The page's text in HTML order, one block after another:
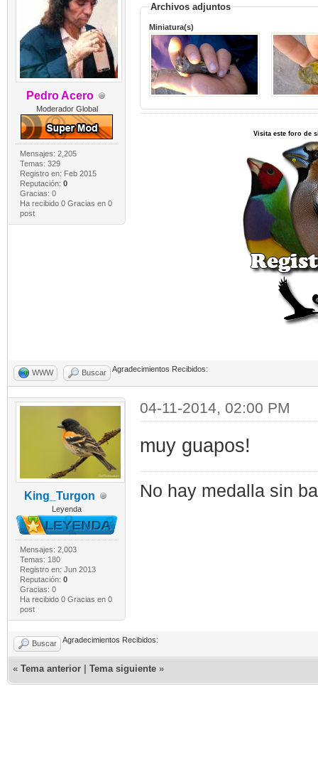
Pedro Acero
Moderador Global
Mensajes: 2,205
Temas: 329
Registro en: Feb 2015
Reputación: 0
Gracias: 0
Ha recibido 0 Gracias en 0
post
Archivos adjuntos
Miniatura(s)
Visita este foro de
WWW Buscar Agradecimientos Recibidos:
King_Turgon
Leyenda
Mensajes: 2,003
Temas: 180
Registro en: Jun 2013
Reputación: 0
Gracias: 0
Ha recibido 0 Gracias en 0
post
04-11-2014, 02:00 PM
muy guapos!
No hay medalla sin
Buscar Agradecimientos Recibidos:
« Tema anterior Tema siguiente »